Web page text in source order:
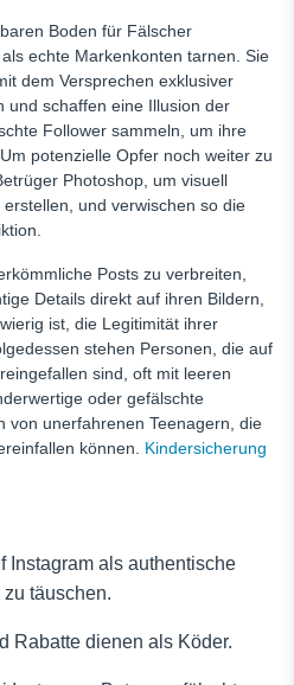
Boden für Fälscher
echte Markenkonten tarnen. Sie
dem Versprechen exklusiver
und schaffen eine Illusion der
Follower sammeln, um ihre
potenzielle Opfer noch weiter zu
Photoshop, um visuell
und verwischen so die
Posts zu verbreiten,
Details direkt auf ihren Bildern,
ist, die Legitimität ihrer
stehen Personen, die auf
sind, oft mit leeren
oder gefälschte
von unerfahrenen Teenagern, die
können. Kindersicherung
Instagram als authentische
täuschen.
Rabatte dienen als Köder.